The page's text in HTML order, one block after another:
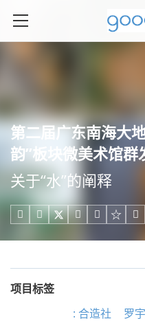
第二届广东南海大
韵”板块微美术馆群
关于“水”的阐释
    
项目标签
: 合造社
罗